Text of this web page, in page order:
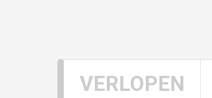
VERLOPEN